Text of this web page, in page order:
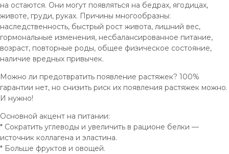
на остаются. Они могут появляться на бедрах, ягодицах,
животе, груди, руках. Причины многообразны:
наследственность, быстрый рост живота, лишний вес,
гормональные изменения, несбалансированное питание,
возраст, повторные роды, общее физическое состояние,
наличие вредных привычек.
Можно ли предотвратить появление растяжек? 100%
гарантии нет, но снизить риск их появления растяжек можно.
И нужно!
Основной акцент на питании:
* Сократить углеводы и увеличить в рационе белки —
источник коллагена и эластина.
* Больше фруктов и овощей.